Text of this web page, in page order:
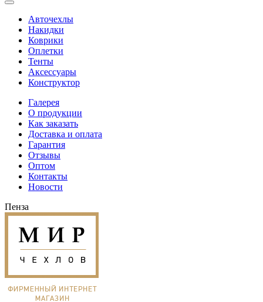
Авточехлы
Накидки
Коврики
Оплетки
Тенты
Аксессуары
Конструктор
Галерея
О продукции
Как заказать
Доставка и оплата
Гарантия
Отзывы
Оптом
Контакты
Новости
Пенза